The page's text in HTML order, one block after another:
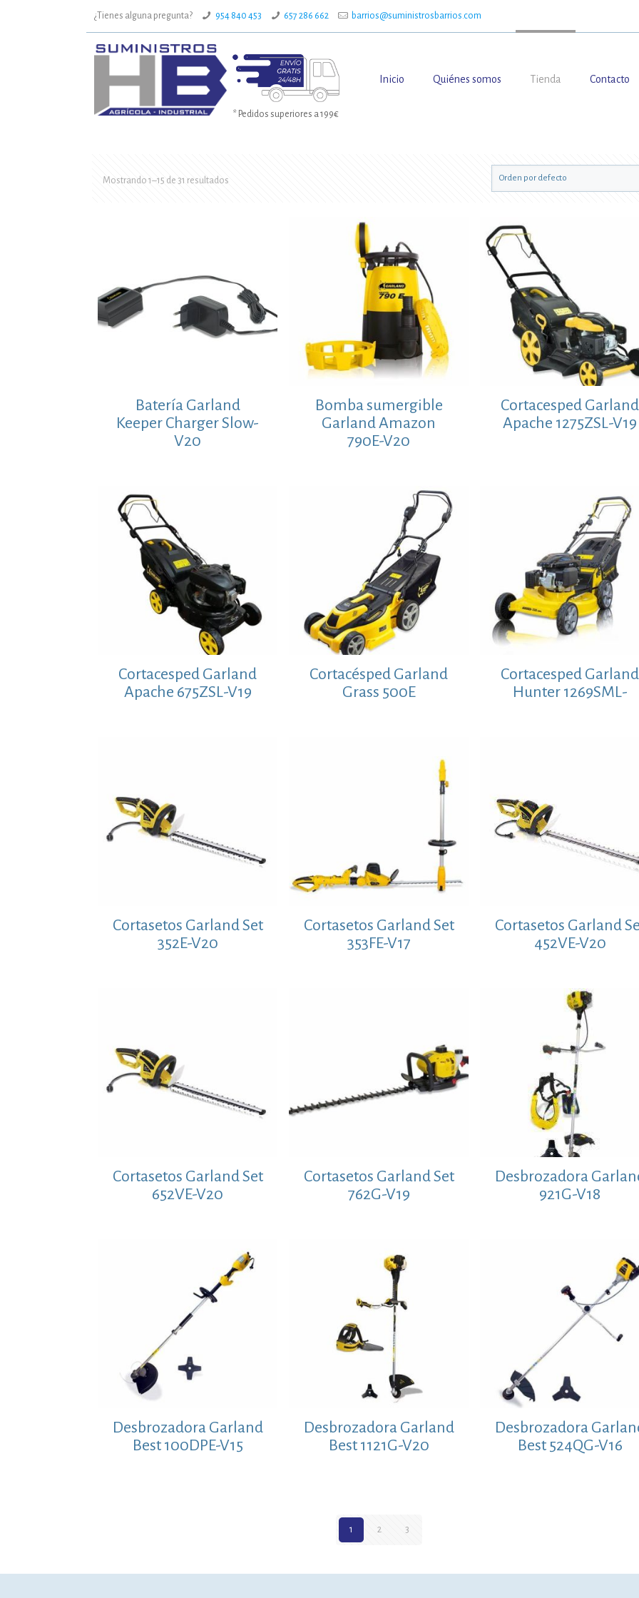
¿Tienes alguna pregunta? 954 840 453 657 286 662 barrios@suministrosbarrios.com
* Pedidos superiores a 199€
Inicio Quiénes somos Tienda Contacto
Mostrando 1–15 de 31 resultados
Batería Garland
Keeper Charger Slow-
V20
Bomba sumergible
Garland Amazon
790E-V20
Cortacesped Garland
Apache 1275ZSL-V19
Cortacesped Garland
Apache 675ZSL-V19
Cortacésped Garland
Grass 500E
Cortacesped Garland
Hunter 1269SML-
Cortasetos Garland Set
352E-V20
Cortasetos Garland Set
353FE-V17
Cortasetos Garland
452VE-V20
Cortasetos Garland Set
652VE-V20
Cortasetos Garland Set
762G-V19
Desbrozadora
921G-V18
Desbrozadora Garland
Best 100DPE-V15
Desbrozadora Garland
Best 1121G-V20
Desbrozadora
Best 524QG-V16
1 2 3